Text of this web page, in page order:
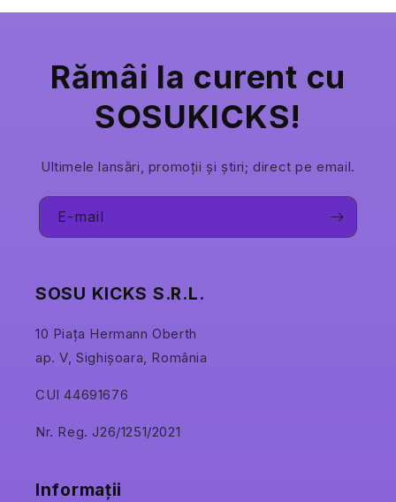
Rămâi la curent cu
SOSUKICKS!
Ultimele lansări, promoții și știri; direct pe email.
E-mail
SOSU KICKS S.R.L.
10 Piața Hermann Oberth
ap. V, Sighișoara, România
CUI 44691676
Nr. Reg. J26/1251/2021
Informații